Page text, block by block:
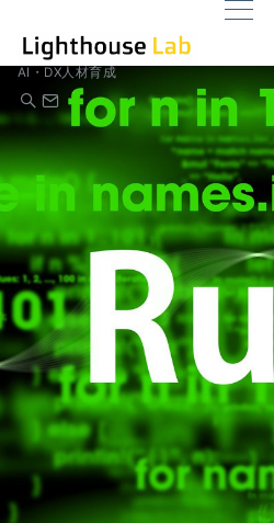
AI・DX人材育成